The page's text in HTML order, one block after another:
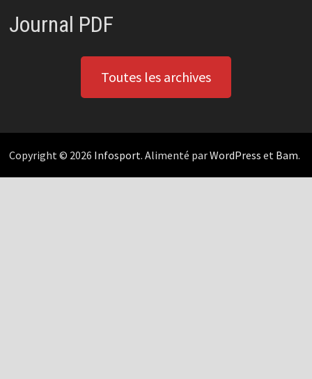
Journal PDF
Toutes les archives
Copyright © 2026 Infosport. Alimenté parWordPress et Bam.